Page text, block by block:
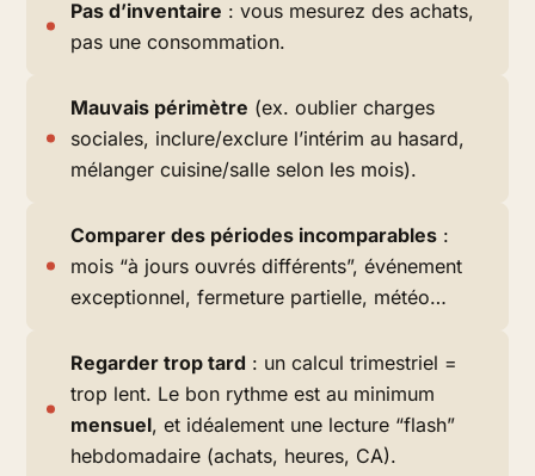
Pas d’inventaire : vous mesurez des achats,
pas une consommation.
Mauvais périmètre (ex. oublier charges
sociales, inclure/exclure l’intérim au hasard,
mélanger cuisine/salle selon les mois).
Comparer des périodes incomparables :
mois “à jours ouvrés différents”, événement
exceptionnel, fermeture partielle, météo…
Regarder trop tard : un calcul trimestriel =
trop lent. Le bon rythme est au minimum
mensuel, et idéalement une lecture “flash”
hebdomadaire (achats, heures, CA).